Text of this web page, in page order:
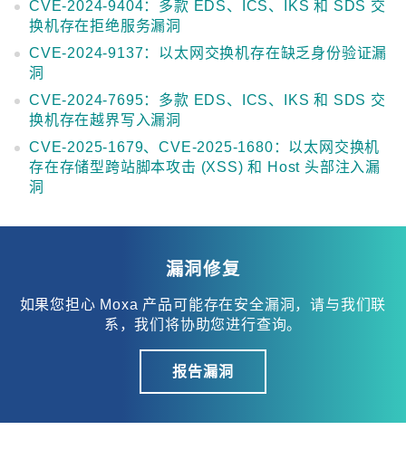
CVE-2024-9404：多款 EDS、ICS、IKS 和 SDS 交
换机存在拒绝服务漏洞
CVE-2024-9137：以太网交换机存在缺乏身份验证漏
洞
CVE-2024-7695：多款 EDS、ICS、IKS 和 SDS 交
换机存在越界写入漏洞
CVE-2025-1679、CVE-2025-1680：以太网交换机
存在存储型跨站脚本攻击 (XSS) 和 Host 头部注入漏
洞
漏洞修复
如果您担心 Moxa 产品可能存在安全漏洞，请与我们联
系，我们将协助您进行查询。
报告漏洞